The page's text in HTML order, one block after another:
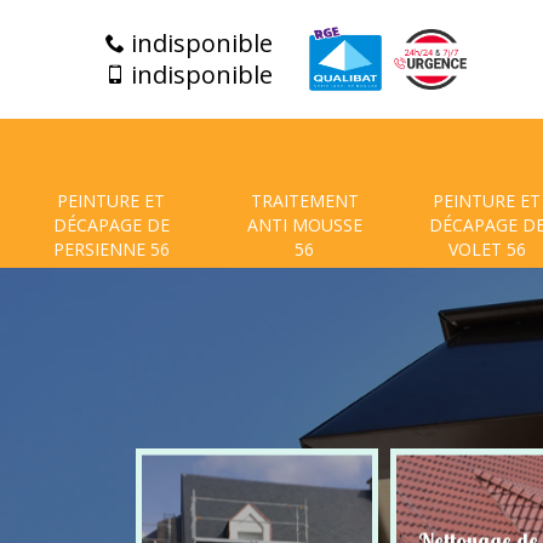
indisponible
indisponible
PEINTURE ET
DÉCAPAGE DE
PERSIENNE 56
TRAITEMENT
ANTI MOUSSE
56
PEINTURE ET
DÉCAPAGE
VOLET 56